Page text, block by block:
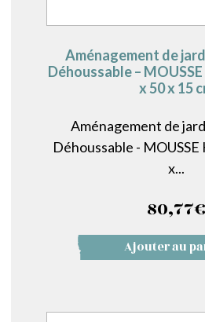
Aménagement de
Déhoussable – MOUSSE
x 50 x 15
Aménagement de
Déhoussable - MOUSSE
x...
80,77€
Ajouter au